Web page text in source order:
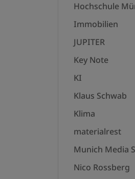
Hochschule
Immobilien
JUPITER
Key Note
KI
Klaus Schwab
Klima
materialrest
Munich Media
Nico Rossberg